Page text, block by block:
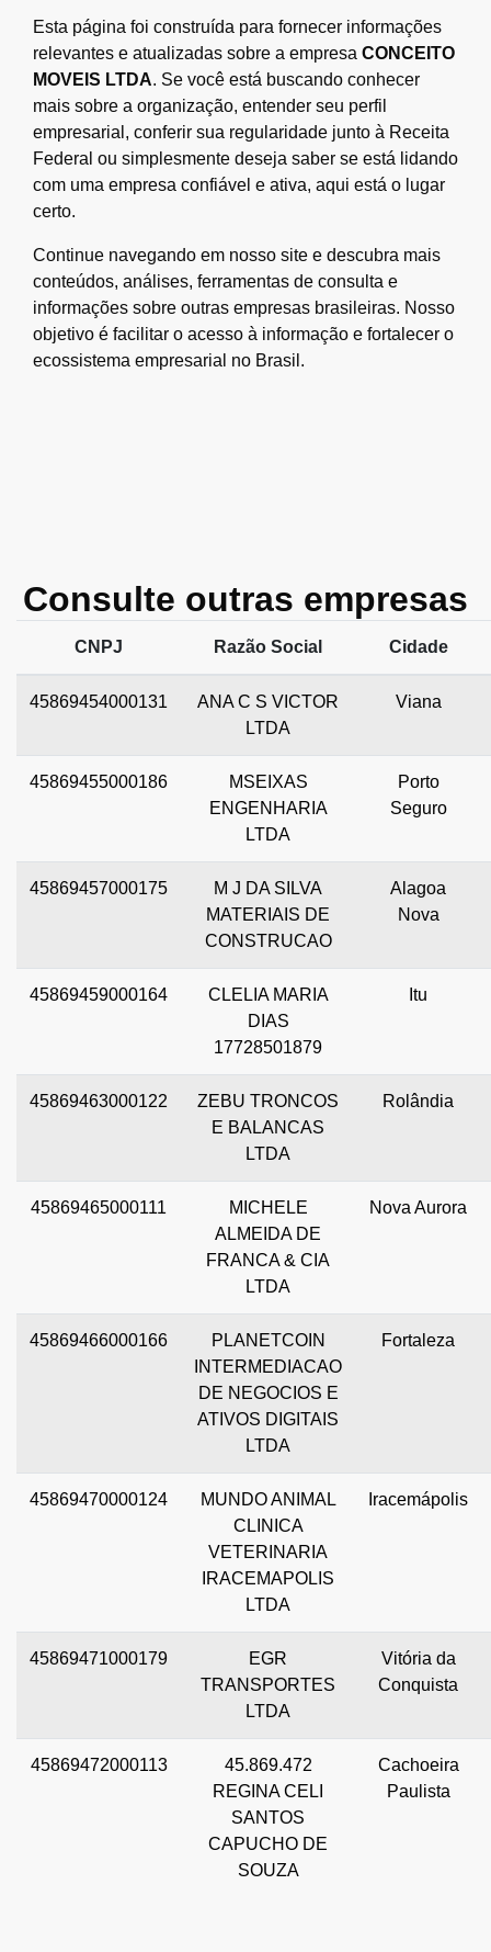
Esta página foi construída para fornecer informações
relevantes e atualizadas sobre a empresa CONCEITO
MOVEIS LTDA. Se você está buscando conhecer
mais sobre a organização, entender seu perfil
empresarial, conferir sua regularidade junto à Receita
Federal ou simplesmente deseja saber se está lidando
com uma empresa confiável e ativa, aqui está o lugar
certo.
Continue navegando em nosso site e descubra mais
conteúdos, análises, ferramentas de consulta e
informações sobre outras empresas brasileiras. Nosso
objetivo é facilitar o acesso à informação e fortalecer o
ecossistema empresarial no Brasil.
Consulte outras empresas
CNPJ Razão Social Cidade
45869454000131
ANA C S VICTOR
LTDA
Viana
45869455000186
MSEIXAS
ENGENHARIA
LTDA
Porto
Seguro
45869457000175
M J DA SILVA
MATERIAIS DE
CONSTRUCAO
Alagoa
Nova
45869459000164
CLELIA MARIA
DIAS
17728501879
Itu
45869463000122
ZEBU TRONCOS
E BALANCAS
LTDA
Rolândia
45869465000111
MICHELE
ALMEIDA DE
FRANCA & CIA
LTDA
Nova Aurora
45869466000166
PLANETCOIN
INTERMEDIACAO
DE NEGOCIOS E
ATIVOS DIGITAIS
LTDA
Fortaleza
45869470000124
MUNDO ANIMAL
CLINICA
VETERINARIA
IRACEMAPOLIS
LTDA
Iracemápolis
45869471000179
EGR
TRANSPORTES
LTDA
Vitória da
Conquista
45869472000113
45.869.472
REGINA CELI
SANTOS
CAPUCHO DE
SOUZA
Cachoeira
Paulista